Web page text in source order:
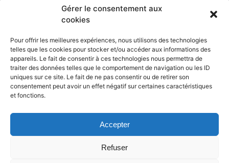
Gérer le consentement aux
cookies
Pour offrir les meilleures expériences, nous utilisons des technologies
telles que les cookies pour stocker et/ou accéder aux informations des
appareils. Le fait de consentir à ces technologies nous permettra de
traiter des données telles que le comportement de navigation ou les ID
uniques sur ce site. Le fait de ne pas consentir ou de retirer son
consentement peut avoir un effet négatif sur certaines caractéristiques
et fonctions.
Accepter
Refuser
réservés. 2018.